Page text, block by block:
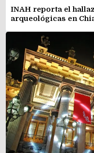
INAH reporta el
arqueológicas en